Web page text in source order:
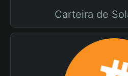
Carteira de